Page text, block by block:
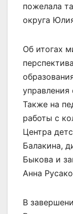
пожелала
округа
Об итогах
управления
Также на
работы с
Центра
Балакина,
Быкова и
Анна
В